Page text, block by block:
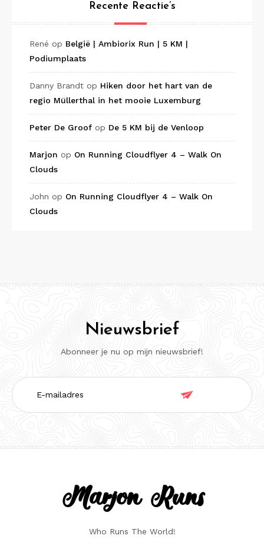
Recente Reactie’s
René op België | Ambiorix Run | 5 KM |
Podiumplaats
Danny Brandt op Hiken door het hart van de
regio Müllerthal in het mooie Luxemburg
Peter De Groof op De 5 KM bij de Venloop
Marjon op On Running Cloudflyer 4 – Walk On
Clouds
John op On Running Cloudflyer 4 – Walk On
Clouds
Nieuwsbrief
Abonneer je nu op mijn nieuwsbrief!
E-
mailadres

Marjon Runs
Who Runs The World!